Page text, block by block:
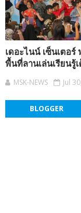
เดอะไนน์ เซ็นเตอ
พื้นที่ลานเล่นเรียนรู้
MSK-NEWS Jul
BLOGGER